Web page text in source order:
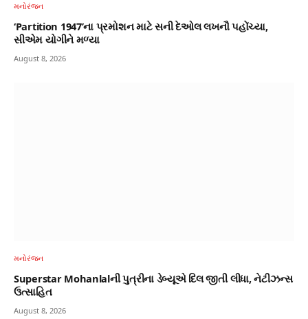
મનોરંજન
‘Partition 1947’ના પ્રમોશન માટે સની દેઓલ લખનૌ પહોંચ્યા,
સીએમ યોગીને મળ્યા
August 8, 2026
મનોરંજન
Superstar Mohanlalની પુત્રીના ડેબ્યૂએ દિલ જીતી લીધા, નેટીઝન્સ
ઉત્સાહિત
August 8, 2026